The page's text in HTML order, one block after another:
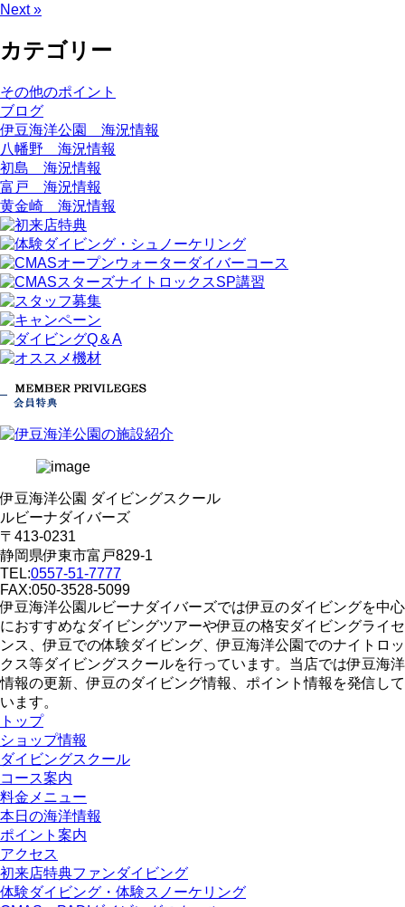
Next »
カテゴリー
その他のポイント
ブログ
伊豆海洋公園 海況情報
八幡野 海況情報
初島 海況情報
富戸 海況情報
黄金崎 海況情報
伊豆海洋公園 ダイビングスクール
ルビーナダイバーズ
〒413-0231
静岡県伊東市富戸829-1
TEL:0557-51-7777
FAX:050-3528-5099
伊豆海洋公園ルビーナダイバーズでは伊豆のダイビングを中心
におすすめなダイビングツアーや伊豆の格安ダイビングライセ
ンス、伊豆での体験ダイビング、伊豆海洋公園でのナイトロッ
クス等ダイビングスクールを行っています。当店では伊豆海洋
情報の更新、伊豆のダイビング情報、ポイント情報を発信して
います。
トップ
ショップ情報
ダイビングスクール
コース案内
料金メニュー
本日の海洋情報
ポイント案内
アクセス
初来店特典ファンダイビング
体験ダイビング・体験スノーケリング